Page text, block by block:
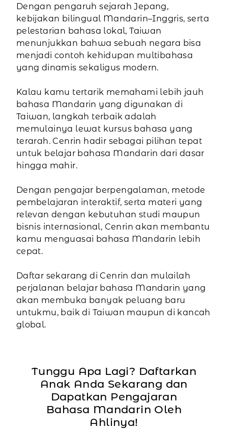
Dengan pengaruh sejarah Jepang,
kebijakan bilingual Mandarin–Inggris, serta
pelestarian bahasa lokal, Taiwan
menunjukkan bahwa sebuah negara bisa
menjadi contoh kehidupan multibahasa
yang dinamis sekaligus modern.
Kalau kamu tertarik memahami lebih jauh
bahasa Mandarin yang digunakan di
Taiwan, langkah terbaik adalah
memulainya lewat kursus bahasa yang
terarah. Cenrin hadir sebagai pilihan tepat
untuk belajar bahasa Mandarin dari dasar
hingga mahir.
Dengan pengajar berpengalaman, metode
pembelajaran interaktif, serta materi yang
relevan dengan kebutuhan studi maupun
bisnis internasional, Cenrin akan membantu
kamu menguasai bahasa Mandarin lebih
cepat.
Daftar sekarang di Cenrin dan mulailah
perjalanan belajar bahasa Mandarin yang
akan membuka banyak peluang baru
untukmu, baik di Taiwan maupun di kancah
global.
Tunggu Apa Lagi? Daftarkan
Anak Anda Sekarang dan
Dapatkan Pengajaran
Bahasa Mandarin Oleh
Ahlinya!